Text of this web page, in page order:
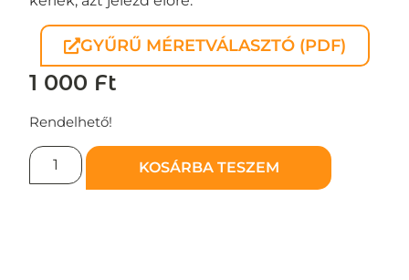
GYŰRŰ MÉRETVÁLASZTÓ (PDF)
1 000 Ft
Rendelhető!
KOSÁRBA TESZEM